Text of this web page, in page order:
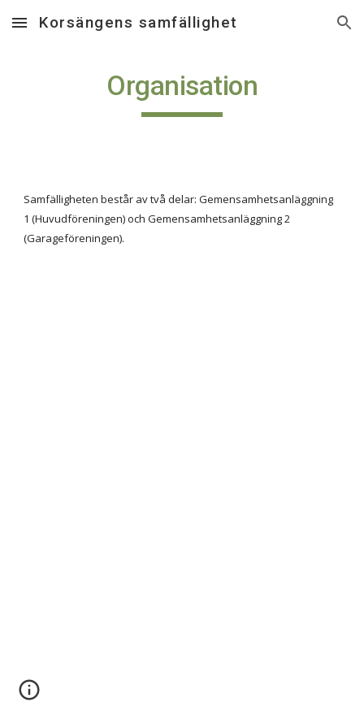
Skip to main content Skip to navigation
Korsängens samfällighet
Organisation
Samfälligheten består av två delar: Gemensamhetsanläggning
1 (Huvudföreningen) och Gemensamhetsanläggning 2
(Garageföreningen).